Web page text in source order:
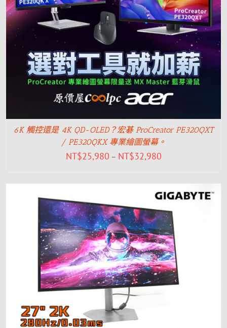
6K 觸控還是 4K QD-OLED？宏碁 ProCreator PE320QXT
/ PE320QKX 專業繪圖螢幕。
NT$25,980 – NT$32,980